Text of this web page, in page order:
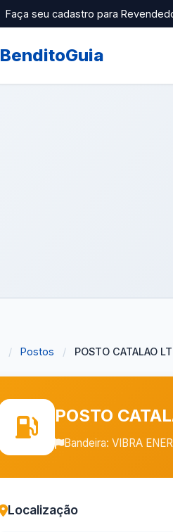
Faça seu cadastro para
BenditoGuia
/ Postos / POSTO CATALAO
POSTO
Bandeira: VIBRA
Localização